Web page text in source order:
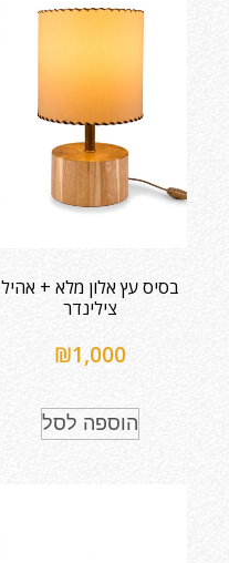
בסיס עץ אלון מלא + אהיל
צילינדר
₪1,000
הוספה לסל